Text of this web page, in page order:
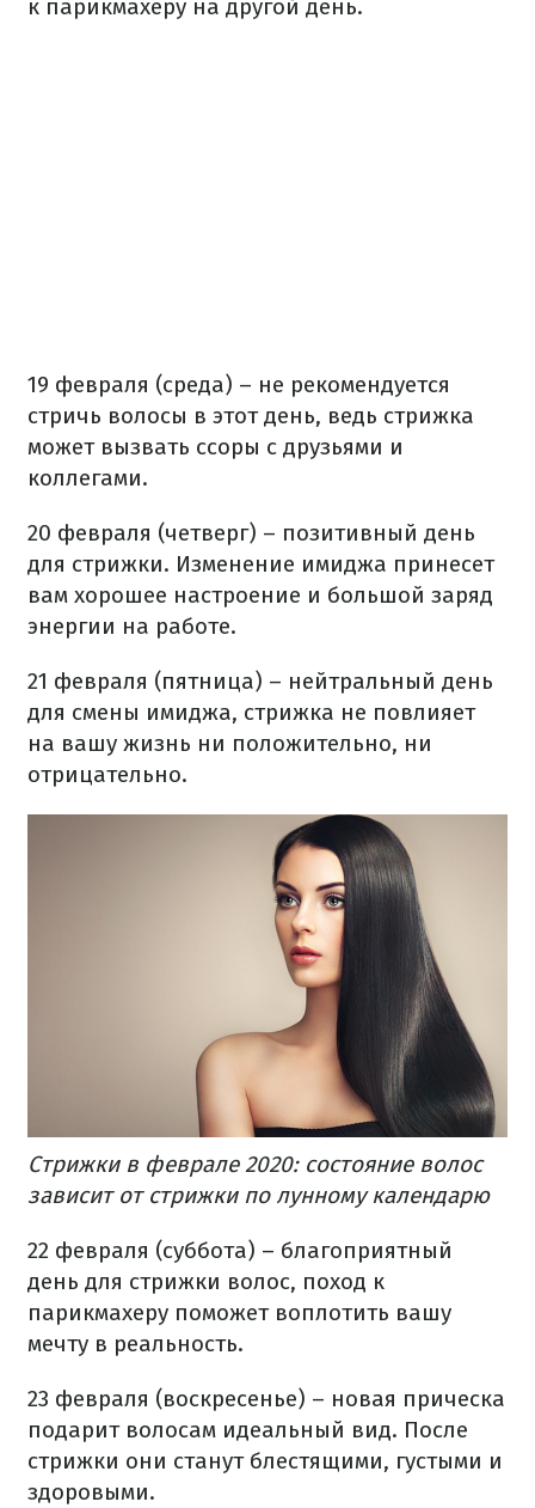
к парикмахеру на другой день.
19 февраля (среда) – не рекомендуется
стричь волосы в этот день, ведь стрижка
может вызвать ссоры с друзьями и
коллегами.
20 февраля (четверг) – позитивный день
для стрижки. Изменение имиджа принесет
вам хорошее настроение и большой заряд
энергии на работе.
21 февраля (пятница) – нейтральный день
для смены имиджа, стрижка не повлияет
на вашу жизнь ни положительно, ни
отрицательно.
Стрижки в феврале 2020: состояние волос
зависит от стрижки по лунному календарю
22 февраля (суббота) – благоприятный
день для стрижки волос, поход к
парикмахеру поможет воплотить вашу
мечту в реальность.
23 февраля (воскресенье) – новая прическа
подарит волосам идеальный вид. После
стрижки они станут блестящими, густыми и
здоровыми.